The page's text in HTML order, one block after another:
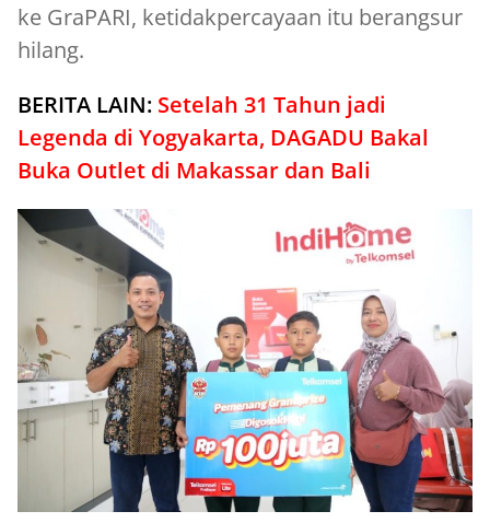
ke GraPARI, ketidakpercayaan itu berangsur
hilang.
BERITA LAIN: Setelah 31 Tahun jadi
Legenda di Yogyakarta, DAGADU Bakal
Buka Outlet di Makassar dan Bali